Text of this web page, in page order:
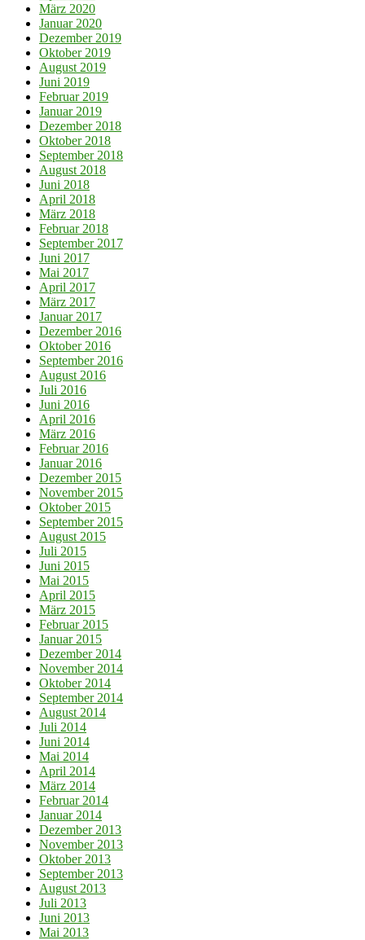
März 2020
Januar 2020
Dezember 2019
Oktober 2019
August 2019
Juni 2019
Februar 2019
Januar 2019
Dezember 2018
Oktober 2018
September 2018
August 2018
Juni 2018
April 2018
März 2018
Februar 2018
September 2017
Juni 2017
Mai 2017
April 2017
März 2017
Januar 2017
Dezember 2016
Oktober 2016
September 2016
August 2016
Juli 2016
Juni 2016
April 2016
März 2016
Februar 2016
Januar 2016
Dezember 2015
November 2015
Oktober 2015
September 2015
August 2015
Juli 2015
Juni 2015
Mai 2015
April 2015
März 2015
Februar 2015
Januar 2015
Dezember 2014
November 2014
Oktober 2014
September 2014
August 2014
Juli 2014
Juni 2014
Mai 2014
April 2014
März 2014
Februar 2014
Januar 2014
Dezember 2013
November 2013
Oktober 2013
September 2013
August 2013
Juli 2013
Juni 2013
Mai 2013